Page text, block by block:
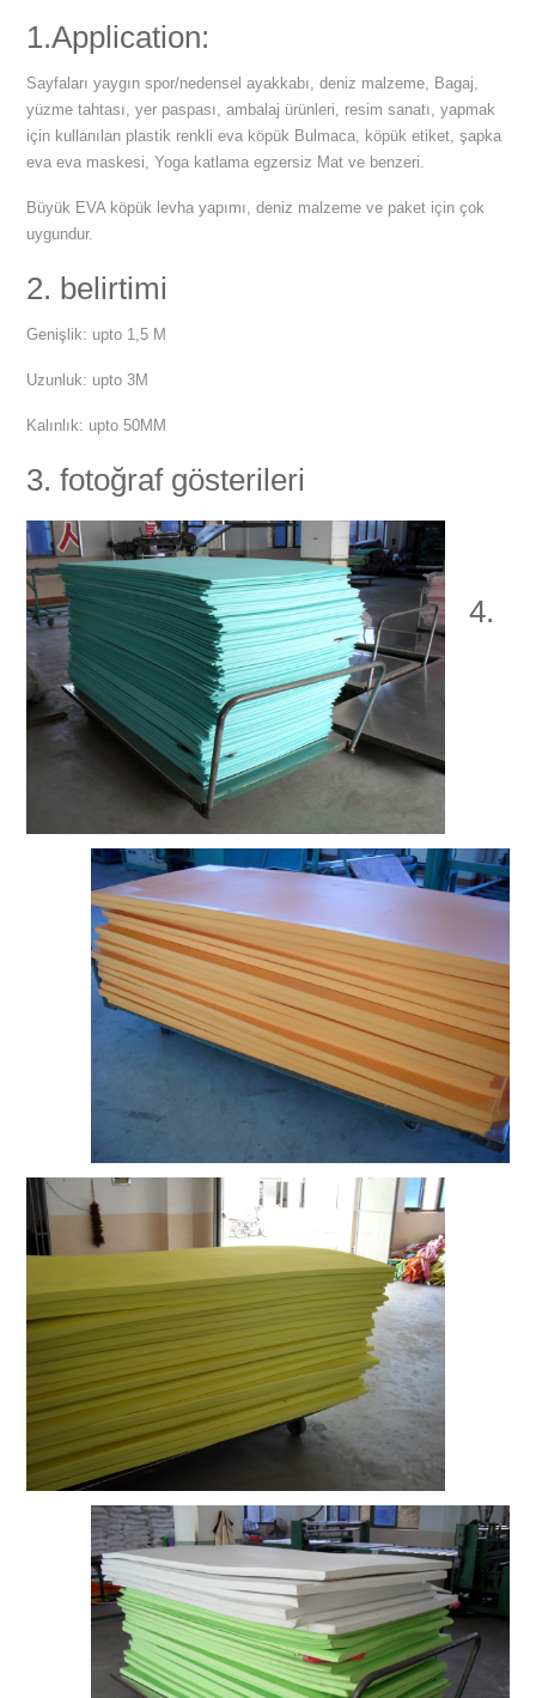
1.Application:
Sayfaları yaygın spor/nedensel ayakkabı, deniz malzeme, Bagaj,
yüzme tahtası, yer paspası, ambalaj ürünleri, resim sanatı, yapmak
için kullanılan plastik renkli eva köpük Bulmaca, köpük etiket, şapka
eva eva maskesi, Yoga katlama egzersiz Mat ve benzeri.
Büyük EVA köpük levha yapımı, deniz malzeme ve paket için çok
uygundur.
2. belirtimi
Genişlik: upto 1,5 M
Uzunluk: upto 3M
Kalınlık: upto 50MM
3. fotoğraf gösterileri
4.